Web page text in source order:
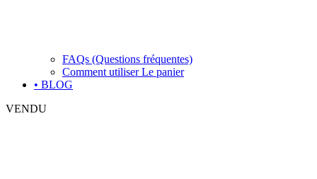
FAQs (Questions fréquentes)
Comment utiliser Le panier
• BLOG
VENDU